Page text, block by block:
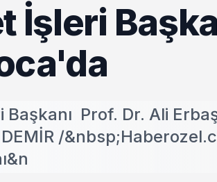
İşleri
Başkanı Prof. Dr. Ali
DEMİR /